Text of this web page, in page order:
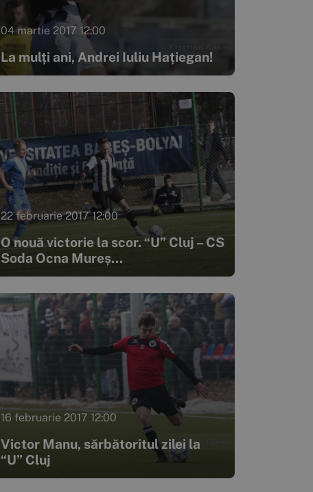
04 martie 2017 12:00
La mulți ani, Andrei Iuliu Hațiegan!
22 februarie 2017 12:00
O nouă victorie la scor. “U” Cluj – CS
Soda Ocna Mureș...
16 februarie 2017 12:00
Victor Manu, sărbătoritul zilei la
“U” Cluj